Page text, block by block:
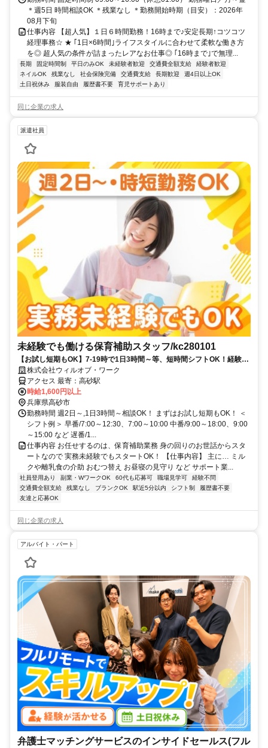
＊週5日 時間相談OK ＊残業なし ＊勤務開始時期（目安）：2026年
08月下旬
仕事内容 【超人気】１日６時間勤務！16時まで♪安定長期↑コツコツ
経理事務☆ ★ ｢1日×6時間｣ライフスタイルに合わせて柔軟な働き方
を◎ 超人気の条件が詰まったレアなお仕事◎ ｢16時まで｣で無理...
長期 固定時間制 平日のみOK 未経験者歓迎 交通費全額支給
経験者歓迎
ネイルOK
残業なし 社会保険完備 交通費支給 長期歓迎
週4日以上OK
土日祝休み
服装自由 履歴書不要 育児サポートあり
同じ企業の求人
派遣社員
未経験でも働ける保育補助スタッフ/kc280101
【お試し短期もOK】7-19時で1日3時間～等、短時間シフトOK！経験な
くても高時給でスタート可能！
株式会社ウィルオブ・ワーク
アクセス 最寄：高砂駅
時給1,600円以上
兵庫県高砂市
勤務時間 週2日～,1日3時間～相談OK！ まずはお試し短期もOK！ ＜
シフト例＞ 早番/7:00～12:30、7:00～10:00 中番/9:00～18:00、9:00
～15:00 など 遅番/1...
仕事内容 お任せするのは、保育補助業務 身の回りのお世話からスタ
ートなので 実務未経験でもスタートOK！ 【仕事内容】 主に… ミル
クや離乳食の介助 おむつ替え お昼寝の見守り など サポート業...
社員登用あり 副業・WワークOK 60代も応募可 職場見学可
経験不問
交通費全額支給
残業なし ブランクOK 駅近5分以内 シフト制
履歴書不要
友達と応募OK
同じ企業の求人
アルバイト・パート
弁護士マッチングサービスのインサイドセールス(フル